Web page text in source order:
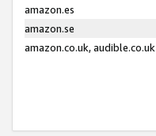
amazon.es
amazon.se
amazon.co.uk, audible.co.uk